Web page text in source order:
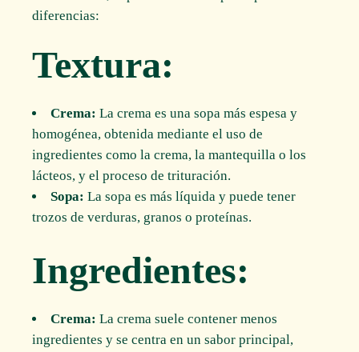
diferencias:
Textura:
Crema: La crema es una sopa más espesa y
homogénea, obtenida mediante el uso de
ingredientes como la crema, la mantequilla o los
lácteos, y el proceso de trituración.
Sopa: La sopa es más líquida y puede tener
trozos de verduras, granos o proteínas.
Ingredientes:
Crema: La crema suele contener menos
ingredientes y se centra en un sabor principal,